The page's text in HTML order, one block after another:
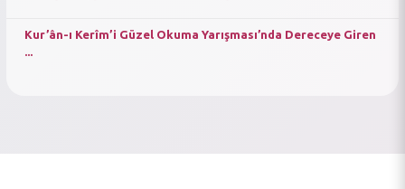
Kur’ân-ı Kerîm’i Güzel Okuma Yarışması’nda Dereceye Giren
...